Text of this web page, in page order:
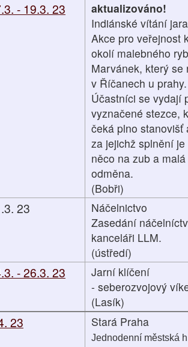
- 19.3. 23
aktualizováno!
Indiánské vítání jara
Akce pro veřejnost
okolí malebného
Marvánek, který se
v Říčanech u prahy.
Účastníci se vydají
vyznačené stezce,
čeká plno stanovišť
za jejichž splnění je
něco na zub a malá
odměna.
(Bobři)
23
Náčelnictvo
Zasedání
kanceláři LLM.
(ústředí)
- 26.3. 23
Jarní klíčení
- seberozvojový
(Lasík)
23 Stará Praha
Jednodenní městská